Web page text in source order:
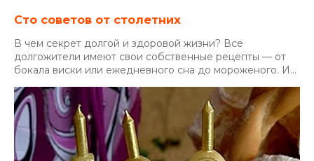
Сто советов от столетних
В чем секрет долгой и здоровой жизни? Все
долгожители имеют свои собственные рецепты — от
бокала виски или ежедневного сна до мороженого. И...